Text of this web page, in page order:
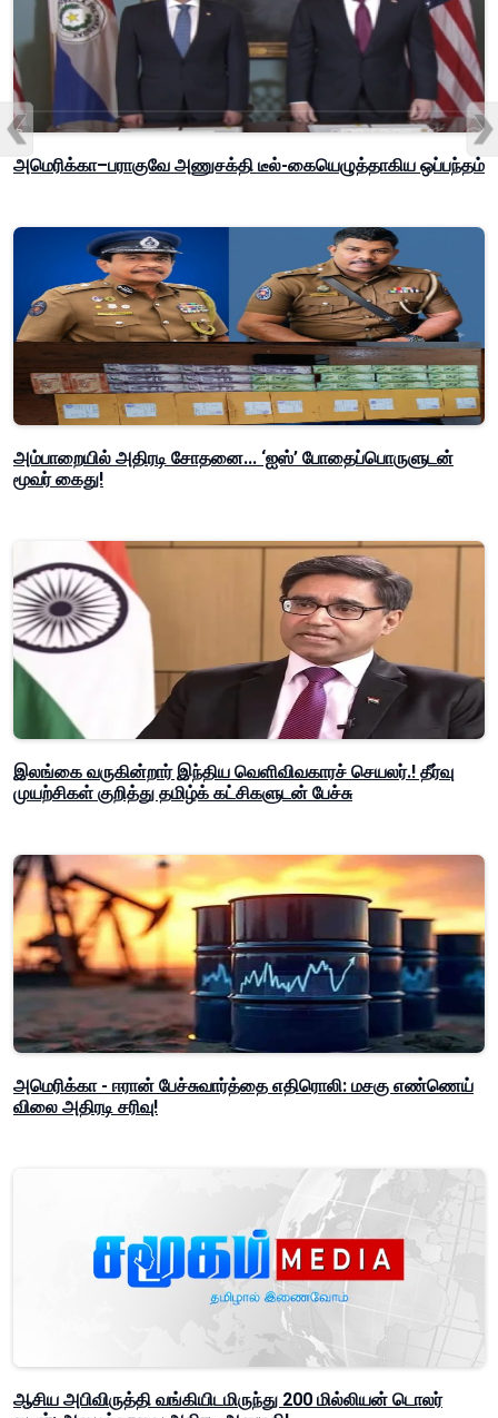
அமெரிக்கா–பராகுவே அணுசக்தி டீல்-கையெழுத்தாகிய ஒப்பந்தம்
அம்பாறையில் அதிரடி சோதனை... ‘ஐஸ்’ போதைப்பொருளுடன்
மூவர் கைது!
இலங்கை வருகின்றார் இந்திய வெளிவிவகாரச் செயலர்.! தீர்வு
முயற்சிகள் குறித்து தமிழ்க் கட்சிகளுடன் பேச்சு
அமெரிக்கா - ஈரான் பேச்சுவார்த்தை எதிரொலி: மசகு எண்ணெய்
விலை அதிரடி சரிவு!
ஆசிய அபிவிருத்தி வங்கியிடமிருந்து 200 மில்லியன் டொலர்